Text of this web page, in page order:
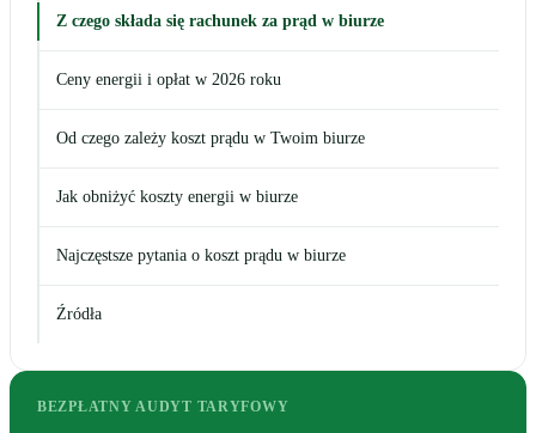
Z czego składa się rachunek za prąd w biurze
Ceny energii i opłat w 2026 roku
Od czego zależy koszt prądu w Twoim biurze
Jak obniżyć koszty energii w biurze
Najczęstsze pytania o koszt prądu w biurze
Źródła
BEZPŁATNY AUDYT TARYFOWY